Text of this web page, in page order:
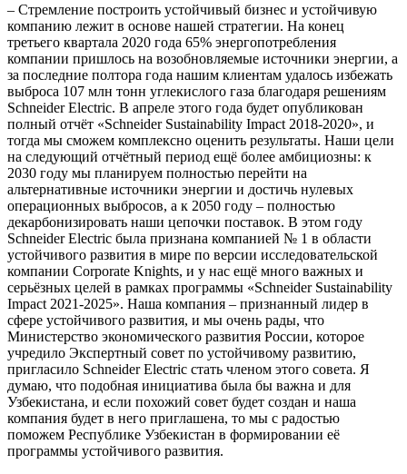
– Стремление построить устойчивый бизнес и устойчивую
компанию лежит в основе нашей стратегии. На конец
третьего квартала 2020 года 65% энергопотребления
компании пришлось на возобновляемые источники энергии, а
за последние полтора года нашим клиентам удалось избежать
выброса 107 млн тонн углекислого газа благодаря решениям
Schneider Electric. В апреле этого года будет опубликован
полный отчёт «Schneider Sustainability Impact 2018-2020», и
тогда мы сможем комплексно оценить результаты. Наши цели
на следующий отчётный период ещё более амбициозны: к
2030 году мы планируем полностью перейти на
альтернативные источники энергии и достичь нулевых
операционных выбросов, а к 2050 году – полностью
декарбонизировать наши цепочки поставок. В этом году
Schneider Electric была признана компанией № 1 в области
устойчивого развития в мире по версии исследовательской
компании Corporate Knights, и у нас ещё много важных и
серьёзных целей в рамках программы «Schneider Sustainability
Impact 2021-2025». Наша компания – признанный лидер в
сфере устойчивого развития, и мы очень рады, что
Министерство экономического развития России, которое
учредило Экспертный совет по устойчивому развитию,
пригласило Schneider Electric стать членом этого совета. Я
думаю, что подобная инициатива была бы важна и для
Узбекистана, и если похожий совет будет создан и наша
компания будет в него приглашена, то мы с радостью
поможем Республике Узбекистан в формировании её
программы устойчивого развития.